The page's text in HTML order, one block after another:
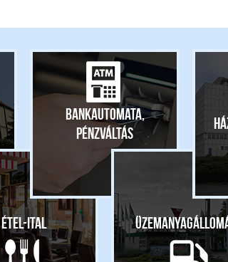
Étel-ital
Bankautomata,
pénzváltás